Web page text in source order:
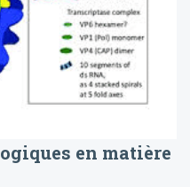
en matière